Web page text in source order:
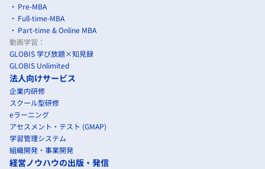
Pre-MBA
Full-time-MBA
Part-time & Online MBA
動画学習：
GLOBIS 学び放題×知見録
GLOBIS Unlimited
法人向けサービス
企業内研修
スクール型研修
eラーニング
アセスメント・テスト (GMAP)
学習管理システム
組織開発・事業開発
経営ノウハウの出版・発信